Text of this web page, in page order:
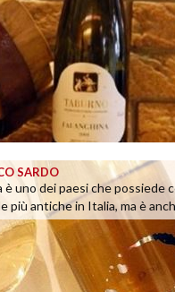
SARDO
è uno dei paesi che possiede
più antiche in Italia, ma è